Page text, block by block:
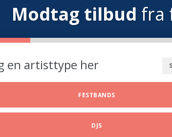
Modtag tilbud fra
en artisttype her
FESTBANDS
DJS